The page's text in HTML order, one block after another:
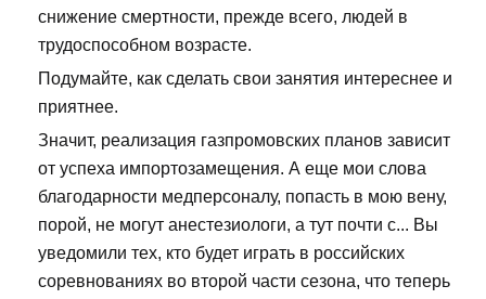
снижение смертности, прежде всего, людей в
трудоспособном возрасте.
Подумайте, как сделать свои занятия интереснее и
приятнее.
Значит, реализация газпромовских планов зависит
от успеха импортозамещения. А еще мои слова
благодарности медперсоналу, попасть в мою вену,
порой, не могут анестезиологи, а тут почти с... Вы
уведомили тех, кто будет играть в российских
соревнованиях во второй части сезона, что теперь